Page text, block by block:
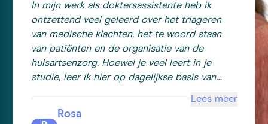
In mijn werk als doktersassistente heb ik
ontzettend veel geleerd over het triageren
van medische klachten, het te woord staan
van patiënten en de organisatie van de
huisartsenzorg. Hoewel je veel leert in je
studie, leer ik hier op dagelijkse basis van
dit ontzettend leuk is en uitdagend, maakt dit
mij in de toekomst ook een betere arts. Door
Lees meer
Rosa